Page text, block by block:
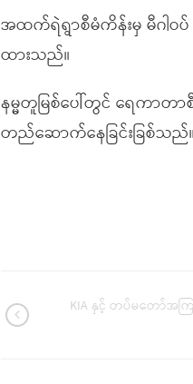
အထက်ရဲရွာစီမံကိန်းမှ မီဂါဝ
ထားသည်။
နမ္မတူမြစ်ပေါ်တွင် ရေကာတ
တည်ဆောက်နေခြင်းခြစ်သည်။
KIA နှင့် တပ်မတော်အက